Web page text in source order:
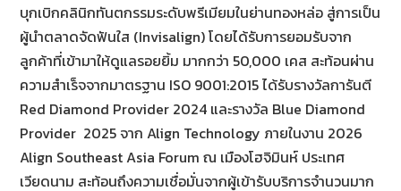
บุกเบิกคลินิกทันตกรรมระดับพรีเมียมในย่านทองหล่อ สู่การเป็น
ผู้นำตลาดจัดฟันใส (Invisalign) โดยได้รับการยอมรับจาก
ลูกค้าที่เข้ามาให้ดูแลรอยยิ้ม มากกว่า 50,000 เคส สะท้อนผ่าน
ความสำเร็จจากมาตรฐาน ISO 9001:2015 ได้รับรางวัลการันตี
Red Diamond Provider 2024 และรางวัล Blue Diamond
Provider 2025 จาก Align Technology ภายในงาน 2026
Align Southeast Asia Forum ณ เมืองโฮจิมินห์ ประเทศ
เวียดนาม สะท้อนถึงความเชื่อมั่นจากผู้เข้ารับบริการจำนวนมาก